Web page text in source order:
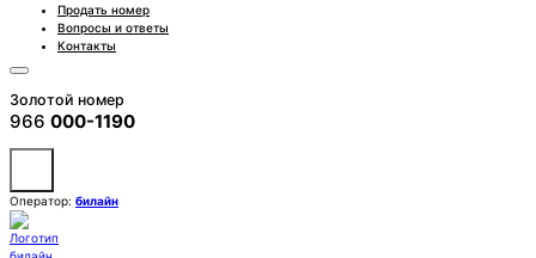
Продать номер
Вопросы и ответы
Контакты
Золотой номер
966 000-1190
Оператор: билайн